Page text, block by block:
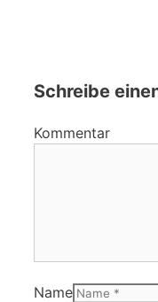
Schreibe
Kommentar
Name